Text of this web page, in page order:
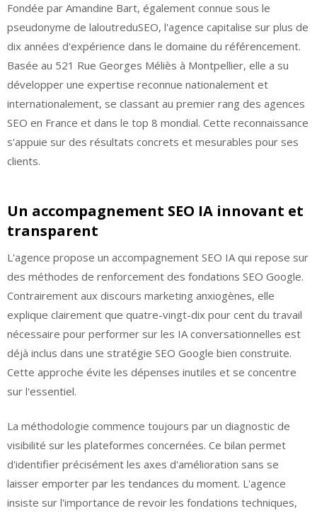
Fondée par Amandine Bart, également connue sous le
pseudonyme de laloutreduSEO, l'agence capitalise sur plus de
dix années d'expérience dans le domaine du référencement.
Basée au 521 Rue Georges Méliès à Montpellier, elle a su
développer une expertise reconnue nationalement et
internationalement, se classant au premier rang des agences
SEO en France et dans le top 8 mondial. Cette reconnaissance
s'appuie sur des résultats concrets et mesurables pour ses
clients.
Un accompagnement SEO IA innovant et
transparent
L'agence propose un accompagnement SEO IA qui repose sur
des méthodes de renforcement des fondations SEO Google.
Contrairement aux discours marketing anxiogènes, elle
explique clairement que quatre-vingt-dix pour cent du travail
nécessaire pour performer sur les IA conversationnelles est
déjà inclus dans une stratégie SEO Google bien construite.
Cette approche évite les dépenses inutiles et se concentre
sur l'essentiel.
La méthodologie commence toujours par un diagnostic de
visibilité sur les plateformes concernées. Ce bilan permet
d'identifier précisément les axes d'amélioration sans se
laisser emporter par les tendances du moment. L'agence
insiste sur l'importance de revoir les fondations techniques,